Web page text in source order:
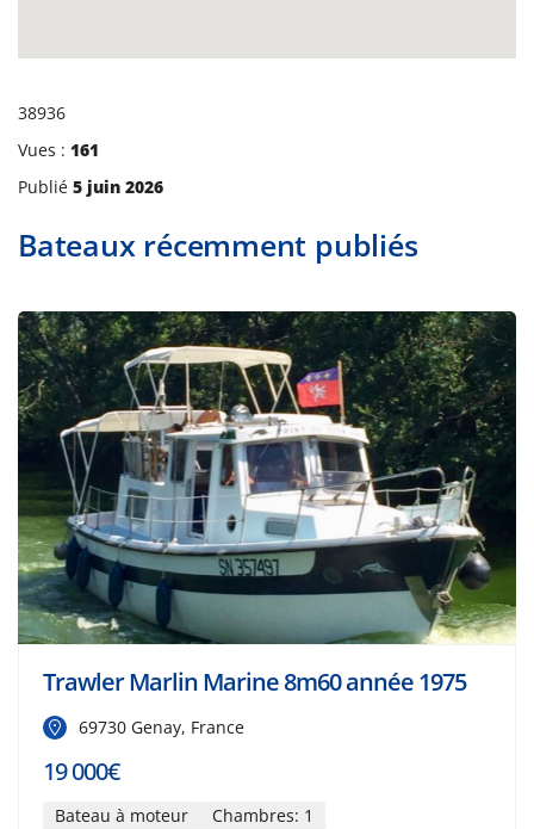
38936
Vues : 161
Publié 5 juin 2026
Bateaux récemment publiés
Trawler Marlin Marine 8m60 année 1975
69730 Genay, France
19 000€
Bateau à moteur Chambres: 1